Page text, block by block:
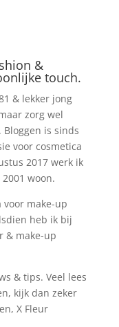
&
touch.
& lekker jong
zorg wel
is sinds
voor cosmetica
2017 werk ik
woon.
make-up
heb ik bij
& make-up
& tips. Veel lees
kijk dan zeker
X Fleur